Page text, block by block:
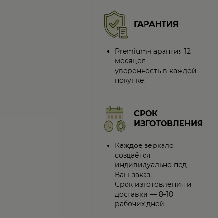
ГАРАНТИЯ
Premium-гарантия 12
месяцев —
уверенность в каждой
покупке.
СРОК
ИЗГОТОВЛЕНИЯ
Каждое зеркало
создаётся
индивидуально под
Ваш заказ.
Срок изготовления и
доставки — 8–10
рабочих дней.